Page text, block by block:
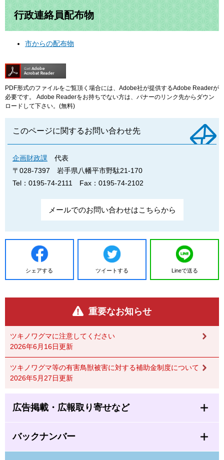
行政連絡員配布物
市からの配布物
PDF形式のファイルをご覧頂く場合には、Adobe社が提供するAdobe Readerが
必要です。
Adobe Readerをお持ちでない方は、バナーのリンク先からダウン
ロードして下さい。(無料)
このページに関するお問い合わせ先
企画財政課
代表
〒028-7397
岩手県八幡平市野駄21-170
Tel：0195-74-2111
Fax：0195-74-2102
メールでのお問い合わせはこちらから
シェアする ツイートする Lineで送る
重要なお知らせ
ツキノワグマに注意してください
2026年6月16日更新
ツキノワグマ等の有害鳥獣被害に対する補助金制度について
2026年5月27日更新
広告掲載・広報取り寄せなど
バックナンバー